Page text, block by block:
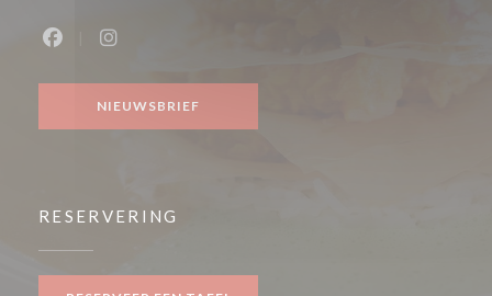
NIEUWSBRIEF
RESERVERING